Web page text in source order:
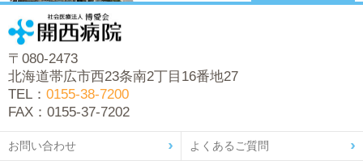
〒080-2473
北海道帯広市西23条南2丁目16番地27
TEL： 0155-38-7200
FAX：0155-37-7202
お問い合わせ よくあるご質問